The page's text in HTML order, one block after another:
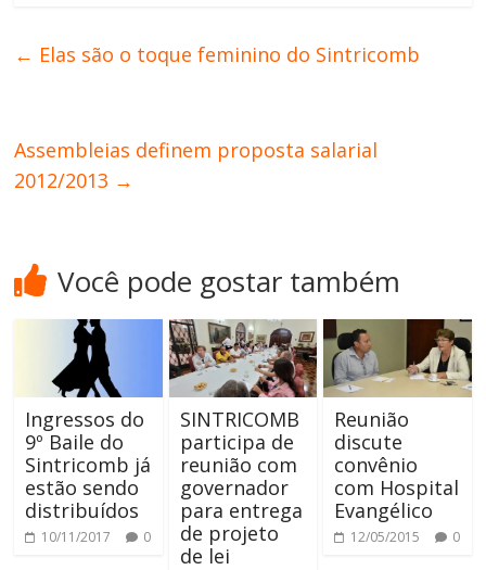
← Elas são o toque feminino do Sintricomb
Assembleias definem proposta salarial
2012/2013 →
Você pode gostar também
Ingressos do
9º Baile do
Sintricomb já
estão sendo
distribuídos
10/11/2017 0
SINTRICOMB
participa de
reunião com
governador
para entrega
de projeto
de lei
Reunião
discute
convênio
com Hospital
Evangélico
12/05/2015 0